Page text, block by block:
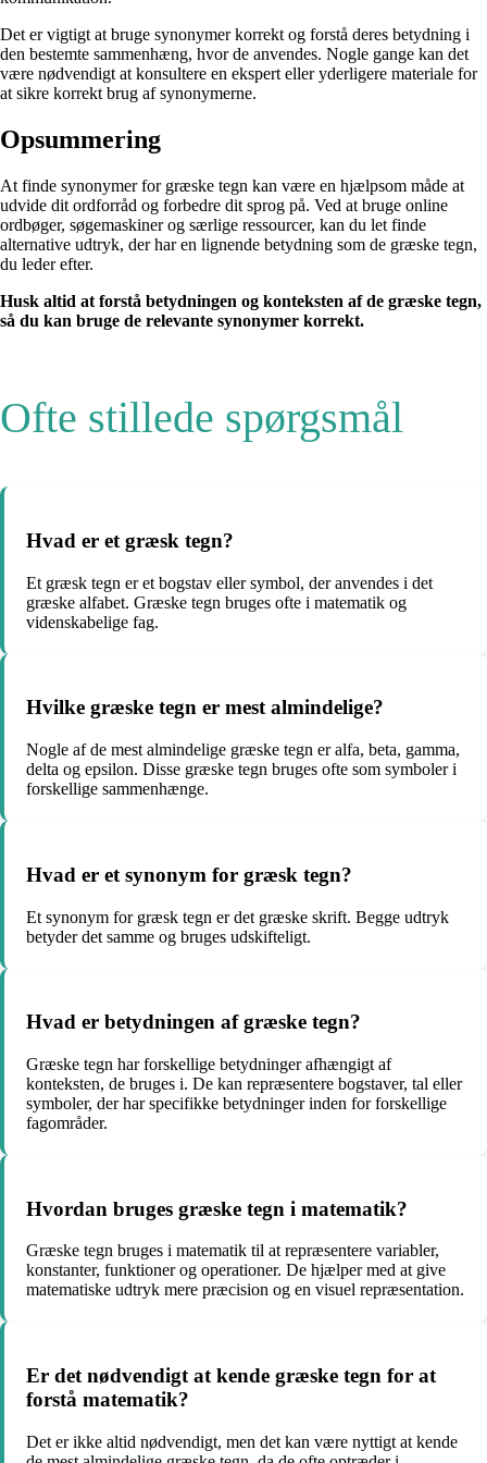
Det er vigtigt at bruge synonymer korrekt og forstå deres betydning i
den bestemte sammenhæng, hvor de anvendes. Nogle gange kan det
være nødvendigt at konsultere en ekspert eller yderligere materiale for
at sikre korrekt brug af synonymerne.
Opsummering
At finde synonymer for græske tegn kan være en hjælpsom måde at
udvide dit ordforråd og forbedre dit sprog på. Ved at bruge online
ordbøger, søgemaskiner og særlige ressourcer, kan du let finde
alternative udtryk, der har en lignende betydning som de græske tegn,
du leder efter.
Husk altid at forstå betydningen og konteksten af de græske tegn,
så du kan bruge de relevante synonymer korrekt.
Ofte stillede spørgsmål
Hvad er et græsk tegn?
Et græsk tegn er et bogstav eller symbol, der anvendes i det
græske alfabet. Græske tegn bruges ofte i matematik og
videnskabelige fag.
Hvilke græske tegn er mest almindelige?
Nogle af de mest almindelige græske tegn er alfa, beta, gamma,
delta og epsilon. Disse græske tegn bruges ofte som symboler i
forskellige sammenhænge.
Hvad er et synonym for græsk tegn?
Et synonym for græsk tegn er det græske skrift. Begge udtryk
betyder det samme og bruges udskifteligt.
Hvad er betydningen af ​​græske tegn?
Græske tegn har forskellige betydninger afhængigt af
konteksten, de bruges i. De kan repræsentere bogstaver, tal eller
symboler, der har specifikke betydninger inden for forskellige
fagområder.
Hvordan bruges græske tegn i matematik?
Græske tegn bruges i matematik til at repræsentere variabler,
konstanter, funktioner og operationer. De hjælper med at give
matematiske udtryk mere præcision og en visuel repræsentation.
Er det nødvendigt at kende græske tegn for at
forstå matematik?
Det er ikke altid nødvendigt, men det kan være nyttigt at kende